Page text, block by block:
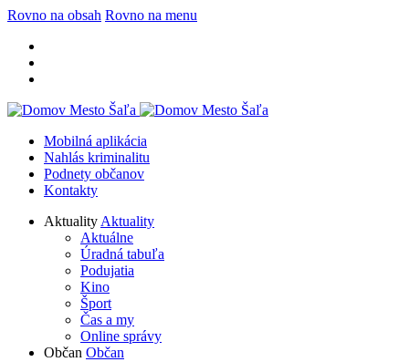
Rovno na obsah Rovno na menu
Mobilná aplikácia
Nahlás kriminalitu
Podnety občanov
Kontakty
Aktuality Aktuality
Aktuálne
Úradná tabuľa
Podujatia
Kino
Šport
Čas a my
Online správy
Občan Občan